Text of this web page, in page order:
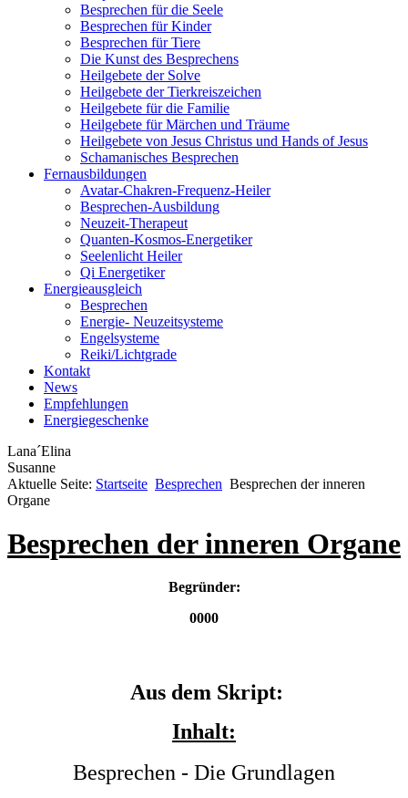
Besprechen für die Seele
Besprechen für Kinder
Besprechen für Tiere
Die Kunst des Besprechens
Heilgebete der Solve
Heilgebete der Tierkreiszeichen
Heilgebete für die Familie
Heilgebete für Märchen und Träume
Heilgebete von Jesus Christus und Hands of Jesus
Schamanisches Besprechen
Fernausbildungen
Avatar-Chakren-Frequenz-Heiler
Besprechen-Ausbildung
Neuzeit-Therapeut
Quanten-Kosmos-Energetiker
Seelenlicht Heiler
Qi Energetiker
Energieausgleich
Besprechen
Energie- Neuzeitsysteme
Engelsysteme
Reiki/Lichtgrade
Kontakt
News
Empfehlungen
Energiegeschenke
Lana´Elina
Susanne
Aktuelle Seite: Startseite Besprechen Besprechen der inneren
Organe
Besprechen der inneren Organe
Begründer:
0000
Aus dem Skript:
Inhalt:
Besprechen - Die Grundlagen